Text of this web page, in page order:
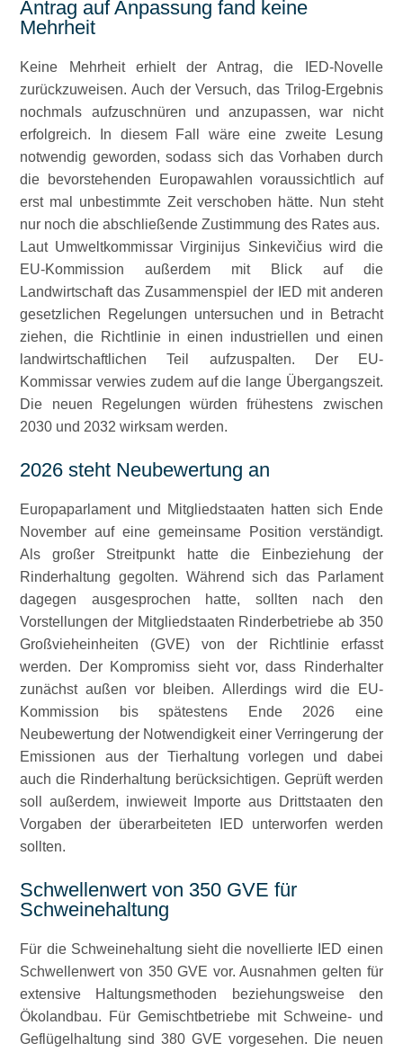
Antrag auf Anpassung fand keine
Mehrheit
Keine Mehrheit erhielt der Antrag, die IED-Novelle
zurückzuweisen. Auch der Versuch, das Trilog-Ergebnis
nochmals aufzuschnüren und anzupassen, war nicht
erfolgreich. In diesem Fall wäre eine zweite Lesung
notwendig geworden, sodass sich das Vorhaben durch
die bevorstehenden Europawahlen voraussichtlich auf
erst mal unbestimmte Zeit verschoben hätte. Nun steht
nur noch die abschließende Zustimmung des Rates aus.
Laut Umweltkommissar Virginijus Sinkevičius wird die
EU-Kommission außerdem mit Blick auf die
Landwirtschaft das Zusammenspiel der IED mit anderen
gesetzlichen Regelungen untersuchen und in Betracht
ziehen, die Richtlinie in einen industriellen und einen
landwirtschaftlichen Teil aufzuspalten. Der EU-
Kommissar verwies zudem auf die lange Übergangszeit.
Die neuen Regelungen würden frühestens zwischen
2030 und 2032 wirksam werden.
2026 steht Neubewertung an
Europaparlament und Mitgliedstaaten hatten sich Ende
November auf eine gemeinsame Position verständigt.
Als großer Streitpunkt hatte die Einbeziehung der
Rinderhaltung gegolten. Während sich das Parlament
dagegen ausgesprochen hatte, sollten nach den
Vorstellungen der Mitgliedstaaten Rinderbetriebe ab 350
Großvieheinheiten (GVE) von der Richtlinie erfasst
werden. Der Kompromiss sieht vor, dass Rinderhalter
zunächst außen vor bleiben. Allerdings wird die EU-
Kommission bis spätestens Ende 2026 eine
Neubewertung der Notwendigkeit einer Verringerung der
Emissionen aus der Tierhaltung vorlegen und dabei
auch die Rinderhaltung berücksichtigen. Geprüft werden
soll außerdem, inwieweit Importe aus Drittstaaten den
Vorgaben der überarbeiteten IED unterworfen werden
sollten.
Schwellenwert von 350 GVE für
Schweinehaltung
Für die Schweinehaltung sieht die novellierte IED einen
Schwellenwert von 350 GVE vor. Ausnahmen gelten für
extensive Haltungsmethoden beziehungsweise den
Ökolandbau. Für Gemischtbetriebe mit Schweine- und
Geflügelhaltung sind 380 GVE vorgesehen. Die neuen